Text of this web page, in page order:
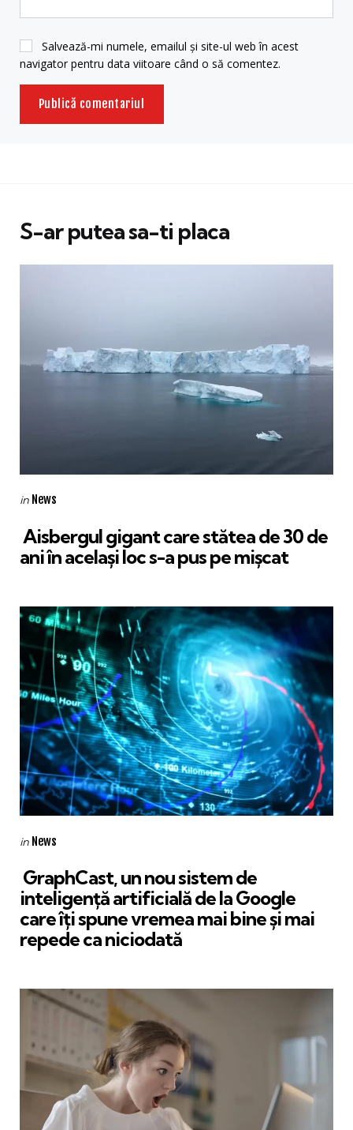
Salvează-mi numele, emailul și site-ul web în acest
navigator pentru data viitoare când o să comentez.
S-ar putea sa-ti placa
Categories
Posted
in News
Aisbergul gigant care stătea de 30 de
ani în același loc s-a pus pe mișcat
Categories
Posted
in News
GraphCast, un nou sistem de
inteligență artificială de la Google
care îți spune vremea mai bine și mai
repede ca niciodată